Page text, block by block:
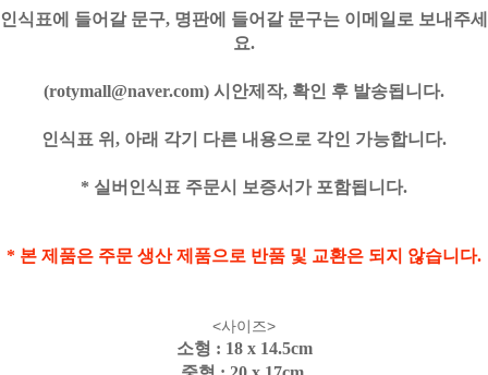
인식표에 들어갈 문구, 명판에 들어갈 문구는 이메일로 보내주세
요.
(rotymall@naver.com) 시안제작, 확인 후 발송됩니다.
인식표 위, 아래 각기 다른 내용으로 각인 가능합니다.
* 실버인식표 주문시 보증서가 포함됩니다.
* 본 제품은 주문 생산 제품으로 반품 및 교환은 되지 않습니다.
<사이즈>
소형 : 18 x 14.5cm